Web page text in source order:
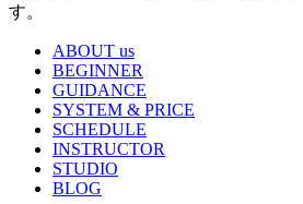
す。
ABOUT us
BEGINNER
GUIDANCE
SYSTEM & PRICE
SCHEDULE
INSTRUCTOR
STUDIO
BLOG